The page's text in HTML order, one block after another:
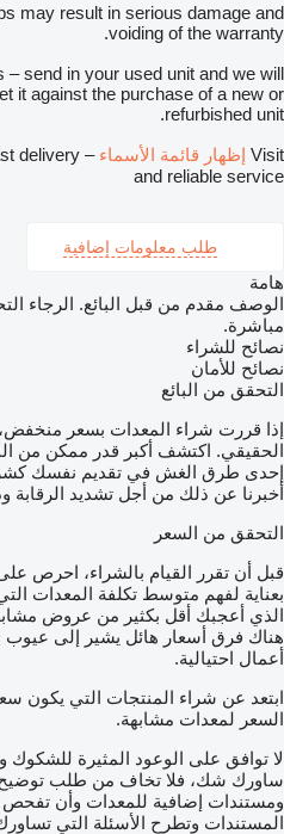
may result in serious damage and
voiding of the warranty.
– send in your used unit and we will
it against the purchase of a new or
refurbished unit.
Visit إظهار قائمة الأسماء
delivery
and reliable service
طلب معلومات إضافية
هامة
الوصف مقدم من قبل البائع. الرجاء
مباشرة.
نصائح للشراء
نصائح للأمان
التحقق من البائع
إذا قررت شراء المعدات بسعر منخفض،
الحقيقي. اكتشف أكبر قدر ممكن من
إحدى طرق الغش في تقديم نفسك
أخبرنا عن ذلك من أجل تشديد الرقابة
التحقق من السعر
قبل أن تقرر القيام بالشراء، احرص
بعناية لفهم متوسط تكلفة المعدات
الذي أعجبك أقل بكثير من عروض
هناك فرق أسعار هائل يشير إلى عيوب
أعمال احتيالية.
ابتعد عن شراء المنتجات التي
السعر لمعدات مشابهة.
لا توافق على الوعود المثيرة للشكوك
ساورك شك، فلا تخاف من طلب توضيح
ومستندات إضافية للمعدات وأن
المستندات وتطرح الأسئلة التي